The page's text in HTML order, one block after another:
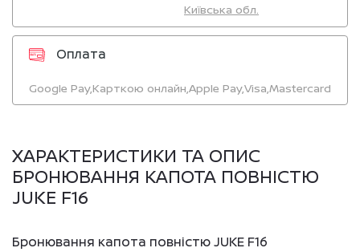
Київська обл.
Оплата
Google Pay,Карткою онлайн,Apple Pay,Visa,Mastercard
ХАРАКТЕРИСТИКИ ТА ОПИС
БРОНЮВАННЯ КАПОТА ПОВНІСТЮ
JUKE F16
Бронювання капота повністю JUKE F16